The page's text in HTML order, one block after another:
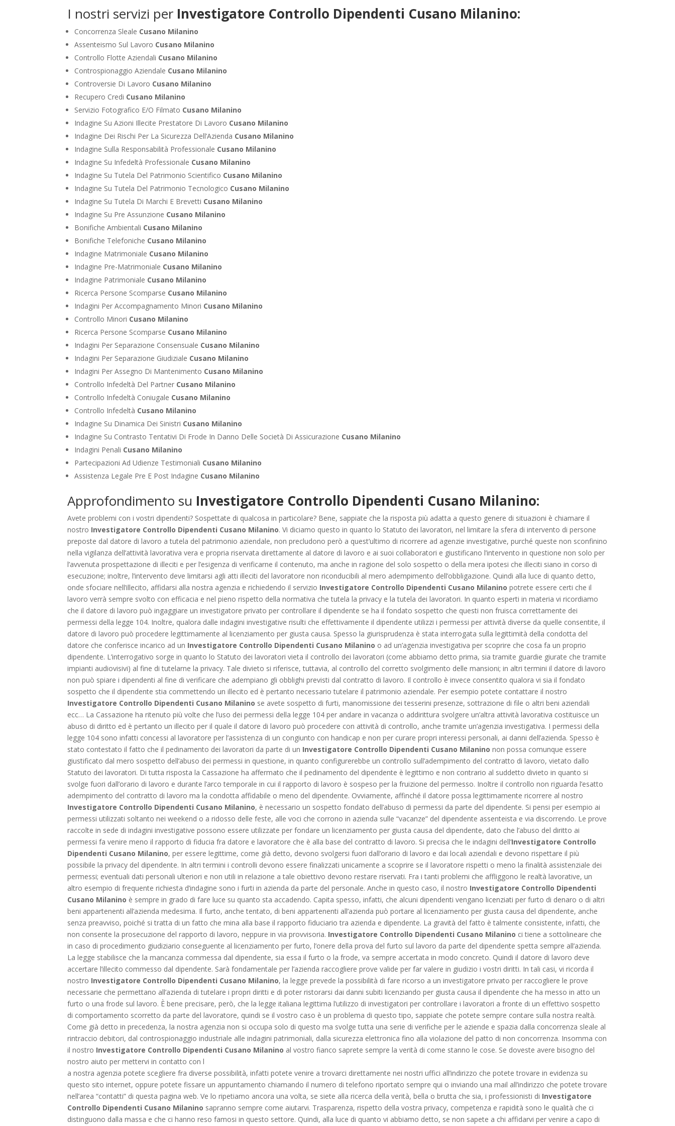
I nostri servizi per Investigatore Controllo Dipendenti Cusano Milanino:
Concorrenza Sleale Cusano Milanino
Assenteismo Sul Lavoro Cusano Milanino
Controllo Flotte Aziendali Cusano Milanino
Controspionaggio Aziendale Cusano Milanino
Controversie Di Lavoro Cusano Milanino
Recupero Credi Cusano Milanino
Servizio Fotografico E/O Filmato Cusano Milanino
Indagine Su Azioni Illecite Prestatore Di Lavoro Cusano Milanino
Indagine Dei Rischi Per La Sicurezza Dell’Azienda Cusano Milanino
Indagine Sulla Responsabilità Professionale Cusano Milanino
Indagine Su Infedeltà Professionale Cusano Milanino
Indagine Su Tutela Del Patrimonio Scientifico Cusano Milanino
Indagine Su Tutela Del Patrimonio Tecnologico Cusano Milanino
Indagine Su Tutela Di Marchi E Brevetti Cusano Milanino
Indagine Su Pre Assunzione Cusano Milanino
Bonifiche Ambientali Cusano Milanino
Bonifiche Telefoniche Cusano Milanino
Indagine Matrimoniale Cusano Milanino
Indagine Pre-Matrimoniale Cusano Milanino
Indagine Patrimoniale Cusano Milanino
Ricerca Persone Scomparse Cusano Milanino
Indagini Per Accompagnamento Minori Cusano Milanino
Controllo Minori Cusano Milanino
Ricerca Persone Scomparse Cusano Milanino
Indagini Per Separazione Consensuale Cusano Milanino
Indagini Per Separazione Giudiziale Cusano Milanino
Indagini Per Assegno Di Mantenimento Cusano Milanino
Controllo Infedeltà Del Partner Cusano Milanino
Controllo Infedeltà Coniugale Cusano Milanino
Controllo Infedeltà Cusano Milanino
Indagine Su Dinamica Dei Sinistri Cusano Milanino
Indagine Su Contrasto Tentativi Di Frode In Danno Delle Società Di Assicurazione Cusano Milanino
Indagini Penali Cusano Milanino
Partecipazioni Ad Udienze Testimoniali Cusano Milanino
Assistenza Legale Pre E Post Indagine Cusano Milanino
Approfondimento su Investigatore Controllo Dipendenti Cusano Milanino:
Avete problemi con i vostri dipendenti? Sospettate di qualcosa in particolare? Bene, sappiate che la risposta più adatta a questo genere di situazioni è chiamare il
nostro Investigatore Controllo Dipendenti Cusano Milanino. Vi diciamo questo in quanto lo Statuto dei lavoratori, nel limitare la sfera di intervento di persone
preposte dal datore di lavoro a tutela del patrimonio aziendale, non precludono però a quest’ultimo di ricorrere ad agenzie investigative, purché queste non sconfinino
nella vigilanza dell’attività lavorativa vera e propria riservata direttamente al datore di lavoro e ai suoi collaboratori e giustificano l’intervento in questione non solo per
l’avvenuta prospettazione di illeciti e per l’esigenza di verificarne il contenuto, ma anche in ragione del solo sospetto o della mera ipotesi che illeciti siano in corso di
esecuzione; inoltre, l’intervento deve limitarsi agli atti illeciti del lavoratore non riconducibili al mero adempimento dell’obbligazione. Quindi alla luce di quanto detto,
onde sfociare nell’illecito, affidarsi alla nostra agenzia e richiedendo il servizio Investigatore Controllo Dipendenti Cusano Milanino potrete essere certi che il
lavoro verrà sempre svolto con efficacia e nel pieno rispetto della normativa che tutela la privacy e la tutela dei lavoratori. In quanto esperti in materia vi ricordiamo
che il datore di lavoro può ingaggiare un investigatore privato per controllare il dipendente se ha il fondato sospetto che questi non fruisca correttamente dei
permessi della legge 104. Inoltre, qualora dalle indagini investigative risulti che effettivamente il dipendente utilizzi i permessi per attività diverse da quelle consentite, il
datore di lavoro può procedere legittimamente al licenziamento per giusta causa. Spesso la giurisprudenza è stata interrogata sulla legittimità della condotta del
datore che conferisce incarico ad un Investigatore Controllo Dipendenti Cusano Milanino o ad un’agenzia investigativa per scoprire che cosa fa un proprio
dipendente. L’interrogativo sorge in quanto lo Statuto dei lavoratori vieta il controllo dei lavoratori (come abbiamo detto prima, sia tramite guardie giurate che tramite
impianti audiovisivi) al fine di tutelarne la privacy. Tale divieto si riferisce, tuttavia, al controllo del corretto svolgimento delle mansioni; in altri termini il datore di lavoro
non può spiare i dipendenti al fine di verificare che adempiano gli obblighi previsti dal contratto di lavoro. Il controllo è invece consentito qualora vi sia il fondato
sospetto che il dipendente stia commettendo un illecito ed è pertanto necessario tutelare il patrimonio aziendale. Per esempio potete contattare il nostro
Investigatore Controllo Dipendenti Cusano Milanino se avete sospetto di furti, manomissione dei tesserini presenze, sottrazione di file o altri beni aziendali
ecc… La Cassazione ha ritenuto più volte che l’uso dei permessi della legge 104 per andare in vacanza o addirittura svolgere un’altra attività lavorativa costituisce un
abuso di diritto ed è pertanto un illecito per il quale il datore di lavoro può procedere con attività di controllo, anche tramite un’agenzia investigativa. I permessi della
legge 104 sono infatti concessi al lavoratore per l’assistenza di un congiunto con handicap e non per curare propri interessi personali, ai danni dell’azienda. Spesso è
stato contestato il fatto che il pedinamento dei lavoratori da parte di un Investigatore Controllo Dipendenti Cusano Milanino non possa comunque essere
giustificato dal mero sospetto dell’abuso dei permessi in questione, in quanto configurerebbe un controllo sull’adempimento del contratto di lavoro, vietato dallo
Statuto dei lavoratori. Di tutta risposta la Cassazione ha affermato che il pedinamento del dipendente è legittimo e non contrario al suddetto divieto in quanto si
svolge fuori dall’orario di lavoro e durante l’arco temporale in cui il rapporto di lavoro è sospeso per la fruizione del permesso. Inoltre il controllo non riguarda l’esatto
adempimento del contratto di lavoro ma la condotta affidabile o meno del dipendente. Ovviamente, affinché il datore possa legittimamente ricorrere al nostro
Investigatore Controllo Dipendenti Cusano Milanino, è necessario un sospetto fondato dell’abuso di permessi da parte del dipendente. Si pensi per esempio ai
permessi utilizzati soltanto nei weekend o a ridosso delle feste, alle voci che corrono in azienda sulle “vacanze” del dipendente assenteista e via discorrendo. Le prove
raccolte in sede di indagini investigative possono essere utilizzate per fondare un licenziamento per giusta causa del dipendente, dato che l’abuso del diritto ai
permessi fa venire meno il rapporto di fiducia fra datore e lavoratore che è alla base del contratto di lavoro. Si precisa che le indagini dell’Investigatore Controllo
Dipendenti Cusano Milanino, per essere legittime, come già detto, devono svolgersi fuori dall’orario di lavoro e dai locali aziendali e devono rispettare il più
possibile la privacy del dipendente. In altri termini i controlli devono essere finalizzati unicamente a scoprire se il lavoratore rispetti o meno la finalità assistenziale dei
permessi; eventuali dati personali ulteriori e non utili in relazione a tale obiettivo devono restare riservati. Fra i tanti problemi che affliggono le realtà lavorative, un
altro esempio di frequente richiesta d’indagine sono i furti in azienda da parte del personale. Anche in questo caso, il nostro Investigatore Controllo Dipendenti
Cusano Milanino è sempre in grado di fare luce su quanto sta accadendo. Capita spesso, infatti, che alcuni dipendenti vengano licenziati per furto di denaro o di altri
beni appartenenti all’azienda medesima. Il furto, anche tentato, di beni appartenenti all’azienda può portare al licenziamento per giusta causa del dipendente, anche
senza preavviso, poiché si tratta di un fatto che mina alla base il rapporto fiduciario tra azienda e dipendente. La gravità del fatto è talmente consistente, infatti, che
non consente la prosecuzione del rapporto di lavoro, neppure in via provvisoria. Investigatore Controllo Dipendenti Cusano Milanino ci tiene a sottolineare che
in caso di procedimento giudiziario conseguente al licenziamento per furto, l’onere della prova del furto sul lavoro da parte del dipendente spetta sempre all’azienda.
La legge stabilisce che la mancanza commessa dal dipendente, sia essa il furto o la frode, va sempre accertata in modo concreto. Quindi il datore di lavoro deve
accertare l’illecito commesso dal dipendente. Sarà fondamentale per l’azienda raccogliere prove valide per far valere in giudizio i vostri diritti. In tali casi, vi ricorda il
nostro Investigatore Controllo Dipendenti Cusano Milanino, la legge prevede la possibilità di fare ricorso a un investigatore privato per raccogliere le prove
necessarie che permettano all’azienda di tutelare i propri diritti e di poter ristorarsi dai danni subiti licenziando per giusta causa il dipendente che ha messo in atto un
furto o una frode sul lavoro. È bene precisare, però, che la legge italiana legittima l’utilizzo di investigatori per controllare i lavoratori a fronte di un effettivo sospetto
di comportamento scorretto da parte del lavoratore, quindi se il vostro caso è un problema di questo tipo, sappiate che potete sempre contare sulla nostra realtà.
Come già detto in precedenza, la nostra agenzia non si occupa solo di questo ma svolge tutta una serie di verifiche per le aziende e spazia dalla concorrenza sleale al
rintraccio debitori, dal controspionaggio industriale alle indagini patrimoniali, dalla sicurezza elettronica fino alla violazione del patto di non concorrenza. Insomma con
il nostro Investigatore Controllo Dipendenti Cusano Milanino al vostro fianco saprete sempre la verità di come stanno le cose. Se doveste avere bisogno del
nostro aiuto per mettervi in contatto con l
a nostra agenzia potete scegliere fra diverse possibilità, infatti potete venire a trovarci direttamente nei nostri uffici all’indirizzo che potete trovare in evidenza su
questo sito internet, oppure potete fissare un appuntamento chiamando il numero di telefono riportato sempre qui o inviando una mail all’indirizzo che potete trovare
nell’area “contatti” di questa pagina web. Ve lo ripetiamo ancora una volta, se siete alla ricerca della verità, bella o brutta che sia, i professionisti di Investigatore
Controllo Dipendenti Cusano Milanino sapranno sempre come aiutarvi. Trasparenza, rispetto della vostra privacy, competenza e rapidità sono le qualità che ci
distinguono dalla massa e che ci hanno reso famosi in questo settore. Quindi, alla luce di quanto vi abbiamo detto, se non sapete a chi affidarvi per venire a capo di